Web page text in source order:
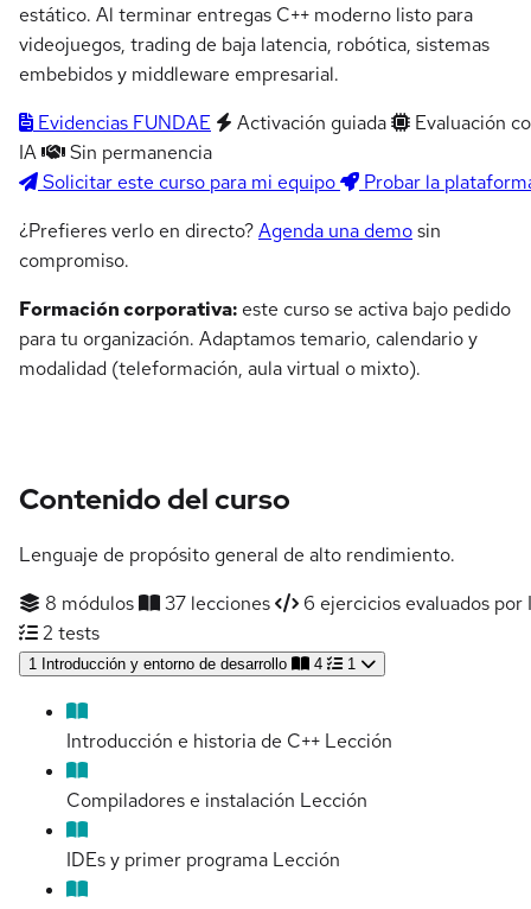
estático. Al terminar entregas C++ moderno listo para
videojuegos, trading de baja latencia, robótica, sistemas
embebidos y middleware empresarial.
Evidencias FUNDAE
Activación guiada
Evaluación
IA
Sin permanencia
Solicitar este curso para mi equipo
Probar la
¿Prefieres verlo en directo?Agenda una demosin
compromiso.
Formación corporativa: este curso se activa bajo pedido
para tu organización. Adaptamos temario, calendario y
modalidad (teleformación, aula virtual o mixto).
Contenido del curso
Lenguaje de propósito general de alto rendimiento.
8 módulos
37 lecciones
6 ejercicios evaluados por
2 tests
1 Introducción y entorno de desarrollo 4 1
Introducción e historia de C++ Lección
Compiladores e instalación Lección
IDEs y primer programa Lección